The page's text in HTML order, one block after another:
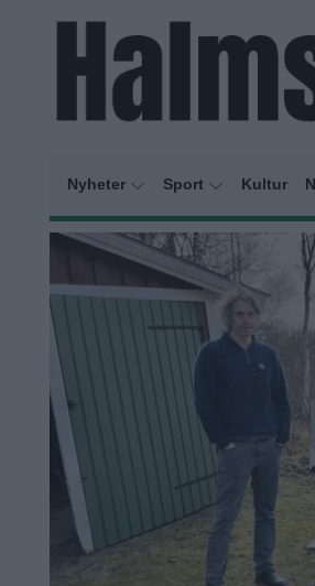
Nyheter Sport Kultur